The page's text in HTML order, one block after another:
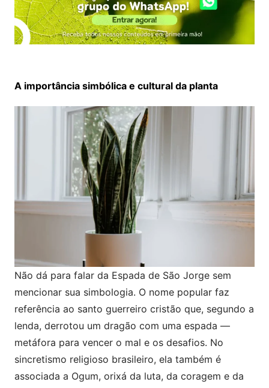
A importância simbólica e cultural da planta
Não dá para falar da Espada de São Jorge sem
mencionar sua simbologia. O nome popular faz
referência ao santo guerreiro cristão que, segundo a
lenda, derrotou um dragão com uma espada —
metáfora para vencer o mal e os desafios. No
sincretismo religioso brasileiro, ela também é
associada a Ogum, orixá da luta, da coragem e da